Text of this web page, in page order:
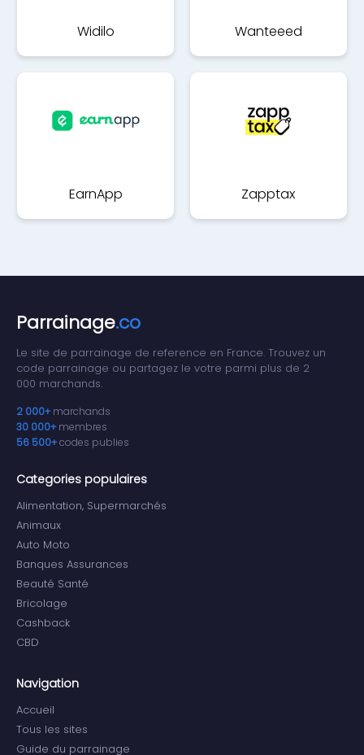
Widilo Wanteeed
EarnApp Zapptax
Parrainage.co
Le site de parrainage de reference en France. Trouvez un
code parrainage ou partagez le votre parmi plus de 2
000 marchands.
2 000+ marchands
30 000+ membres
56 500+codes publies
Categories populaires
Alimentation, Supermarchés
Animaux
Auto Moto
Banques Assurances
Beauté Santé
Bricolage
Cashback
CBD
Navigation
Accueil
Tous les sites
Guide du parrainage